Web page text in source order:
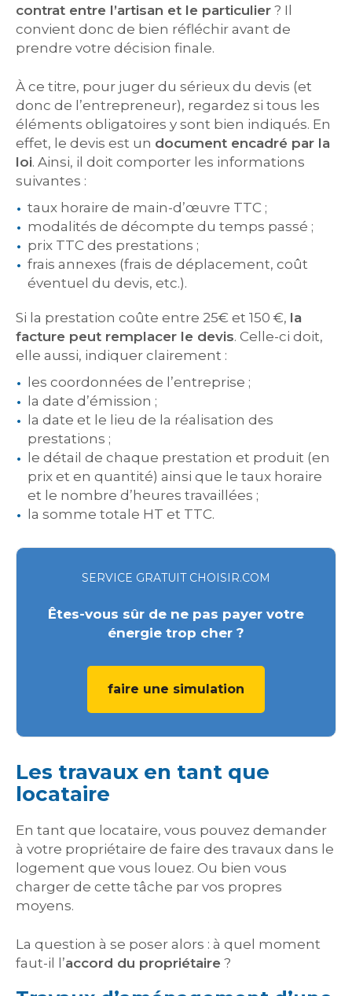
contrat entre l’artisan et le particulier ? Il
convient donc de bien réfléchir avant de
prendre votre décision finale.
À ce titre, pour juger du sérieux du devis (et
donc de l’entrepreneur), regardez si tous les
éléments obligatoires y sont bien indiqués. En
effet, le devis est un document encadré par la
loi. Ainsi, il doit comporter les informations
suivantes :
taux horaire de main-d’œuvre TTC ;
modalités de décompte du temps passé ;
prix TTC des prestations ;
frais annexes (frais de déplacement, coût
éventuel du devis, etc.).
Si la prestation coûte entre 25€ et 150 €, la
facture peut remplacer le devis. Celle-ci doit,
elle aussi, indiquer clairement :
les coordonnées de l’entreprise ;
la date d’émission ;
la date et le lieu de la réalisation des
prestations ;
le détail de chaque prestation et produit (en
prix et en quantité) ainsi que le taux horaire
et le nombre d’heures travaillées ;
la somme totale HT et TTC.
SERVICE GRATUIT CHOISIR.COM
Êtes-vous sûr de ne pas payer votre
énergie trop cher ?
faire une simulation
Les travaux en tant que
locataire
En tant que locataire, vous pouvez demander
à votre propriétaire de faire des travaux dans le
logement que vous louez. Ou bien vous
charger de cette tâche par vos propres
moyens.
La question à se poser alors : à quel moment
faut-il l’accord du propriétaire ?